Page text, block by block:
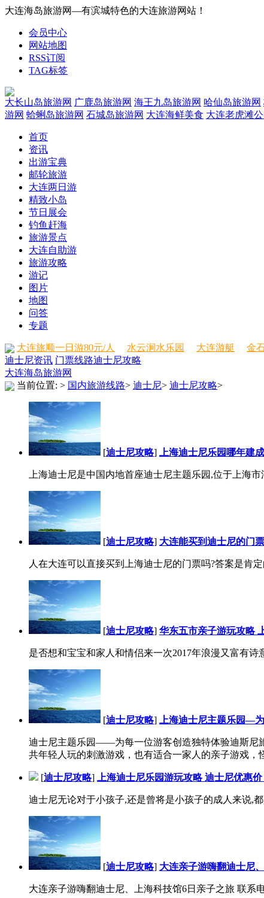
大连海岛旅游网—有滨城特色的大连旅游网站！
会员中心
网站地图
RSS订阅
TAG标签
大长山岛旅游网 广鹿岛旅游网 海王九岛旅游网 哈仙岛旅游网
游网 蛤蜊岛旅游网 石城岛旅游网 大连海鲜美食 大连老虎滩公
首页
资讯
出游宝典
邮轮旅游
大连两日游
精致小岛
节日展会
钓鱼赶海
旅游景点
大连自助游
旅游攻略
游记
图片
地图
问答
专题
大连旅顺一日游80元/人 水云涧水乐园 大连游艇 金
迪士尼资讯 门票线路迪士尼攻略
大连海岛旅游网
当前位置: > 国内旅游线路> 迪士尼> 迪士尼攻略>
[迪士尼攻略] 上海迪士尼乐园哪年建
上海迪士尼是中国内地首座迪士尼主题乐园,位于上海
[迪士尼攻略] 大连能买到迪士尼的门
人在大连可以直接买到上海迪士尼的门票吗?答案是肯
[迪士尼攻略] 华东五市亲子游玩攻略
是否想和宝宝和家人和情侣来一次2017年浪漫又富有
[迪士尼攻略] 上海迪士尼主题乐园—
迪士尼主题乐园——为每一位游客创造独特体验迪斯尼旅
共年轻人玩的刺激游戏，也有适合一家人的亲子游戏
[迪士尼攻略] 上海迪士尼乐园游玩攻略 迪士尼优惠
迪士尼无论对于小孩子,还是曾将是小孩子的成人来说,
[迪士尼攻略] 大连亲子游嗨翻迪士尼
大连亲子游嗨翻迪士尼、上海科技馆6日亲子之旅 联系